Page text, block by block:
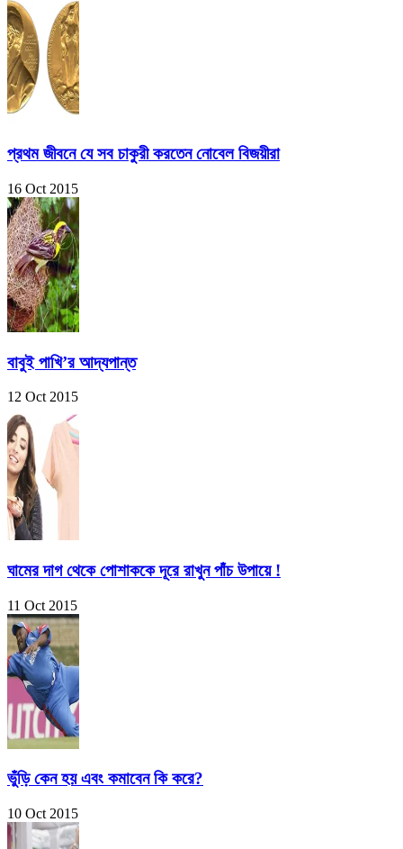
প্রথম জীবনে যে সব চাকুরী করতেন নোবেল বিজয়ীরা
16 Oct 2015
বাবুই পাখি’র আদ্যপান্ত
12 Oct 2015
ঘামের দাগ থেকে পোশাককে দূরে রাখুন পাঁচ উপায়ে !
11 Oct 2015
ভুঁড়ি কেন হয় এবং কমাবেন কি করে?
10 Oct 2015